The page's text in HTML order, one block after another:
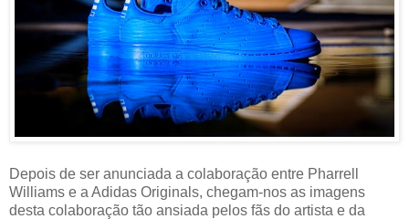
Depois de ser anunciada a colaboração entre Pharrell
Williams e a Adidas Originals, chegam-nos as imagens
desta colaboração tão ansiada pelos fãs do artista e da